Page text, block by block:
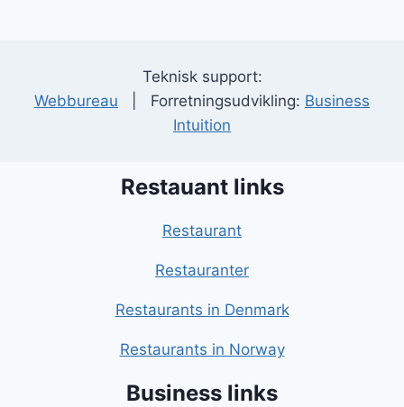
Teknisk support:
Webbureau | Forretningsudvikling: Business
Intuition
Restauant links
Restaurant
Restauranter
Restaurants in Denmark
Restaurants in Norway
Business links